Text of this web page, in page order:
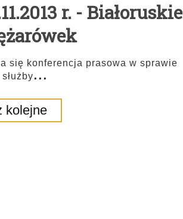
r. - Białoruskie
się konferencja prasowa w sprawie
...
kolejne